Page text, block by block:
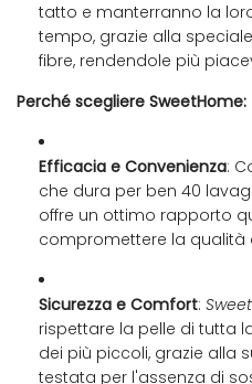
tatto e manterranno la
tempo, grazie alla
fibre, rendendole più
Perché scegliere SweetHome:
Efficacia e Convenienza:
che dura per ben 40
offre un ottimo rapporto
compromettere la qualità
Sicurezza e Comfort:
rispettare la pelle di tutta
dei più piccoli, grazie alla
testata per l'assenza di